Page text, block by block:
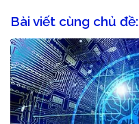
Bài viết cùng chủ đề: